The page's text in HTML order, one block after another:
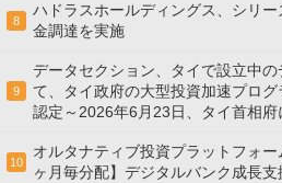
8
ハドラスホールディングス、シリ
金調達を実施
9
データセクション、タイで設立中
て、タイ政府の大型投資加速プロ
認定～2026年6月23日、タイ首相
10
オルタナティブ投資プラットフォ
ヶ月毎分配】デジタルバンク成長